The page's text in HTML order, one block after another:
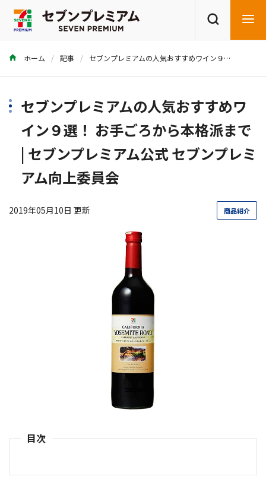
商品を探す レシピを探す
ホーム 記事 セブンプレミアムの人気おすすめワイン９選！ お手ごろから本格派まで | セブンプレミアム公式 セブンプレミアム向上委員会
セブンプレミアムの人気おすすめワ
イン９選！ お手ごろから本格派まで
| セブンプレミアム公式 セブンプレミ
アム向上委員会
2019年05月10日 更新 商品紹介
目次